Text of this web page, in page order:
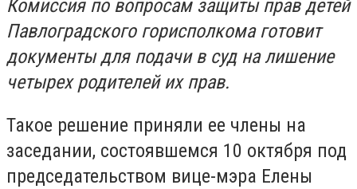
Комиссия по вопросам защиты прав детей
Павлоградского горисполкома готовит
документы для подачи в суд на лишение
четырех родителей их прав.
Такое решение приняли ее члены на
заседании, состоявшемся 10 октября под
председательством вице-мэра Елены